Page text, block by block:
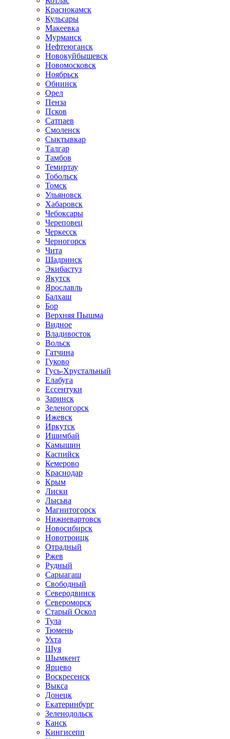
Краснокамск
Кульсары
Макеевка
Мурманск
Нефтеюганск
Новокуйбышевск
Новомосковск
Ноябрьск
Обнинск
Орел
Пенза
Псков
Сатпаев
Смоленск
Сыктывкар
Талгар
Тамбов
Темиртау
Тобольск
Томск
Ульяновск
Хабаровск
Чебоксары
Череповец
Черкесск
Черногорск
Чита
Шадринск
Экибастуз
Якутск
Ярославль
Балхаш
Бор
Верхняя Пышма
Видное
Владивосток
Вольск
Гатчина
Гуково
Гусь-Хрустальный
Елабуга
Ессентуки
Заринск
Зеленогорск
Ижевск
Иркутск
Ишимбай
Камышин
Каспийск
Кемерово
Краснодар
Крым
Лиски
Лысьва
Магнитогорск
Нижневартовск
Новосибирск
Новотроицк
Отрадный
Ржев
Рудный
Сарыагаш
Свободный
Северодвинск
Североморск
Старый Оскол
Тула
Тюмень
Ухта
Шуя
Шымкент
Ярцево
Воскресенск
Выкса
Донецк
Екатеринбург
Зеленодольск
Канск
Кингисепп